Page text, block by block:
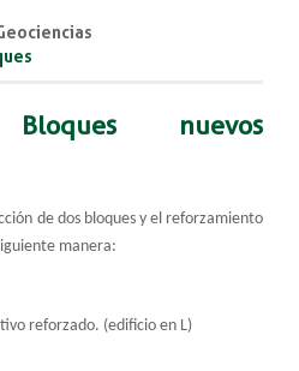
Bloques nuevos
de dos bloques y el reforzamiento
manera:
reforzado. (edificio en L)